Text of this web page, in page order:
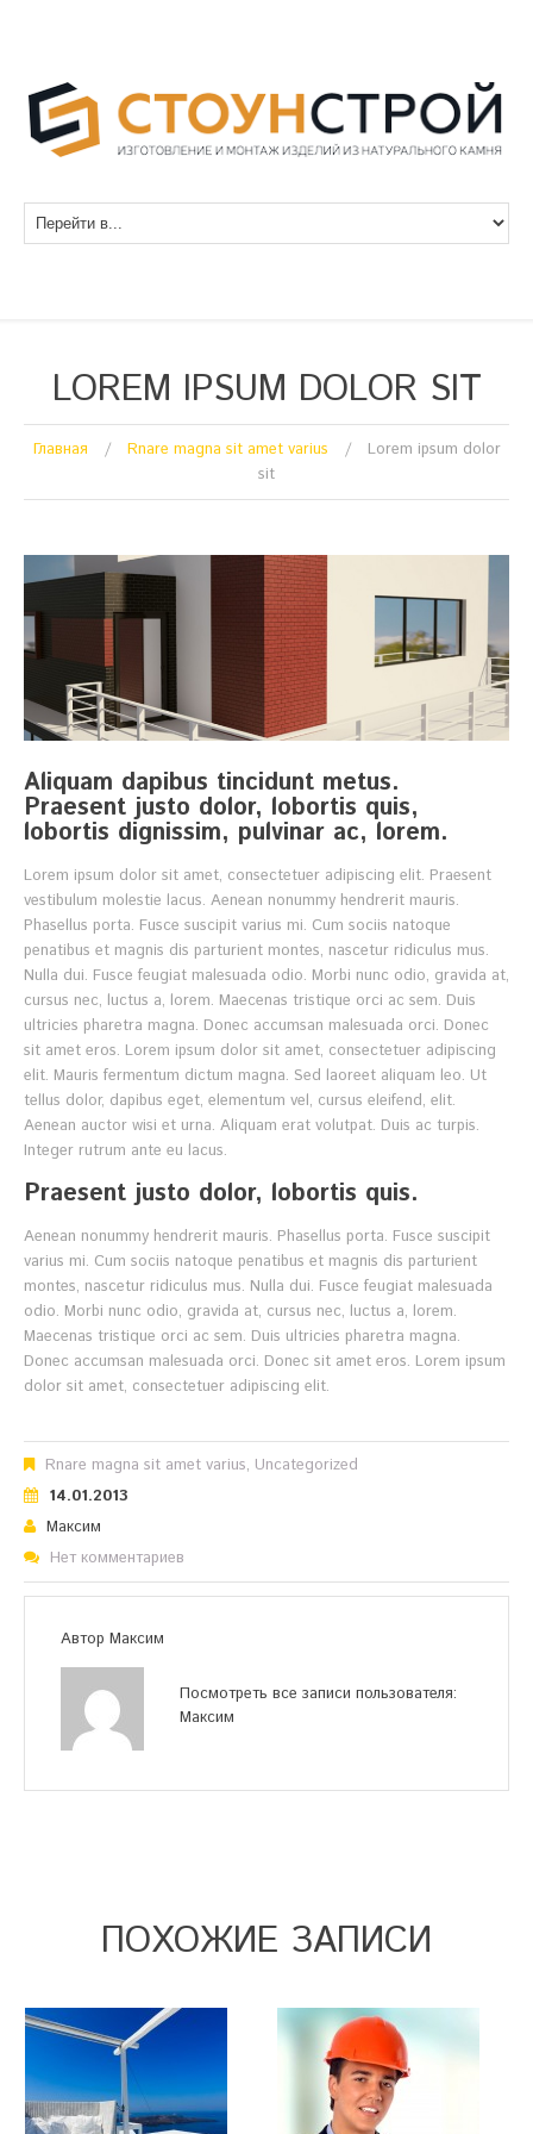
LOREM IPSUM DOLOR SIT
Главная Rnare magna sit amet varius
Lorem ipsum dolor
sit
Aliquam dapibus tincidunt metus.
Praesent justo dolor, lobortis quis,
lobortis dignissim, pulvinar ac, lorem.
Lorem ipsum dolor sit amet, consectetuer adipiscing elit. Praesent
vestibulum molestie lacus. Aenean nonummy hendrerit mauris.
Phasellus porta. Fusce suscipit varius mi. Cum sociis natoque
penatibus et magnis dis parturient montes, nascetur ridiculus mus.
Nulla dui. Fusce feugiat malesuada odio. Morbi nunc odio, gravida at,
cursus nec, luctus a, lorem. Maecenas tristique orci ac sem. Duis
ultricies pharetra magna. Donec accumsan malesuada orci. Donec
sit amet eros. Lorem ipsum dolor sit amet, consectetuer adipiscing
elit. Mauris fermentum dictum magna. Sed laoreet aliquam leo. Ut
tellus dolor, dapibus eget, elementum vel, cursus eleifend, elit.
Aenean auctor wisi et urna. Aliquam erat volutpat. Duis ac turpis.
Integer rutrum ante eu lacus.
Praesent justo dolor, lobortis quis.
Aenean nonummy hendrerit mauris. Phasellus porta. Fusce suscipit
varius mi. Cum sociis natoque penatibus et magnis dis parturient
montes, nascetur ridiculus mus. Nulla dui. Fusce feugiat malesuada
odio. Morbi nunc odio, gravida at, cursus nec, luctus a, lorem.
Maecenas tristique orci ac sem. Duis ultricies pharetra magna.
Donec accumsan malesuada orci. Donec sit amet eros. Lorem ipsum
dolor sit amet, consectetuer adipiscing elit.
Rnare magna sit amet varius, Uncategorized
14.01.2013
Максим
Нет комментариев
Автор Максим
Посмотреть все записи пользователя:
Максим
ПОХОЖИЕ ЗАПИСИ